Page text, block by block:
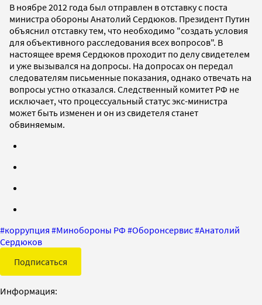
В ноябре 2012 года был отправлен в отставку с поста
министра обороны Анатолий Сердюков. Президент Путин
объяснил отставку тем, что необходимо "создать условия
для объективного расследования всех вопросов". В
настоящее время Сердюков проходит по делу свидетелем
и уже вызывался на допросы. На допросах он передал
следователям письменные показания, однако отвечать на
вопросы устно отказался. Следственный комитет РФ не
исключает, что процессуальный статус экс-министра
может быть изменен и он из свидетеля станет
обвиняемым.
#коррупция #Минобороны РФ #Оборонсервис#Анатолий
Сердюков
Подписаться
Информация: